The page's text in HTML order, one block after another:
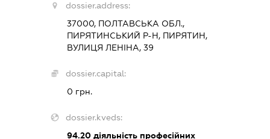
dossier.address:
37000, ПОЛТАВСЬКА ОБЛ.,
ПИРЯТИНСЬКИЙ Р-Н, ПИРЯТИН,
ВУЛИЦЯ ЛЕНІНА, 39
dossier.capital:
0 грн.
dossier.kveds:
94.20діяльність професійних